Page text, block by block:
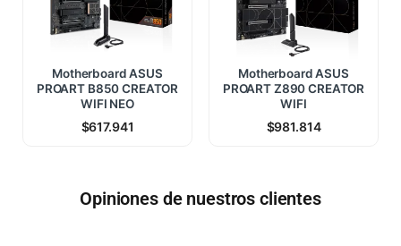
Motherboard ASUS
PROART B850 CREATOR
WIFI NEO
$617.941
Motherboard ASUS
PROART Z890 CREATOR
WIFI
$981.814
Opiniones de nuestros clientes